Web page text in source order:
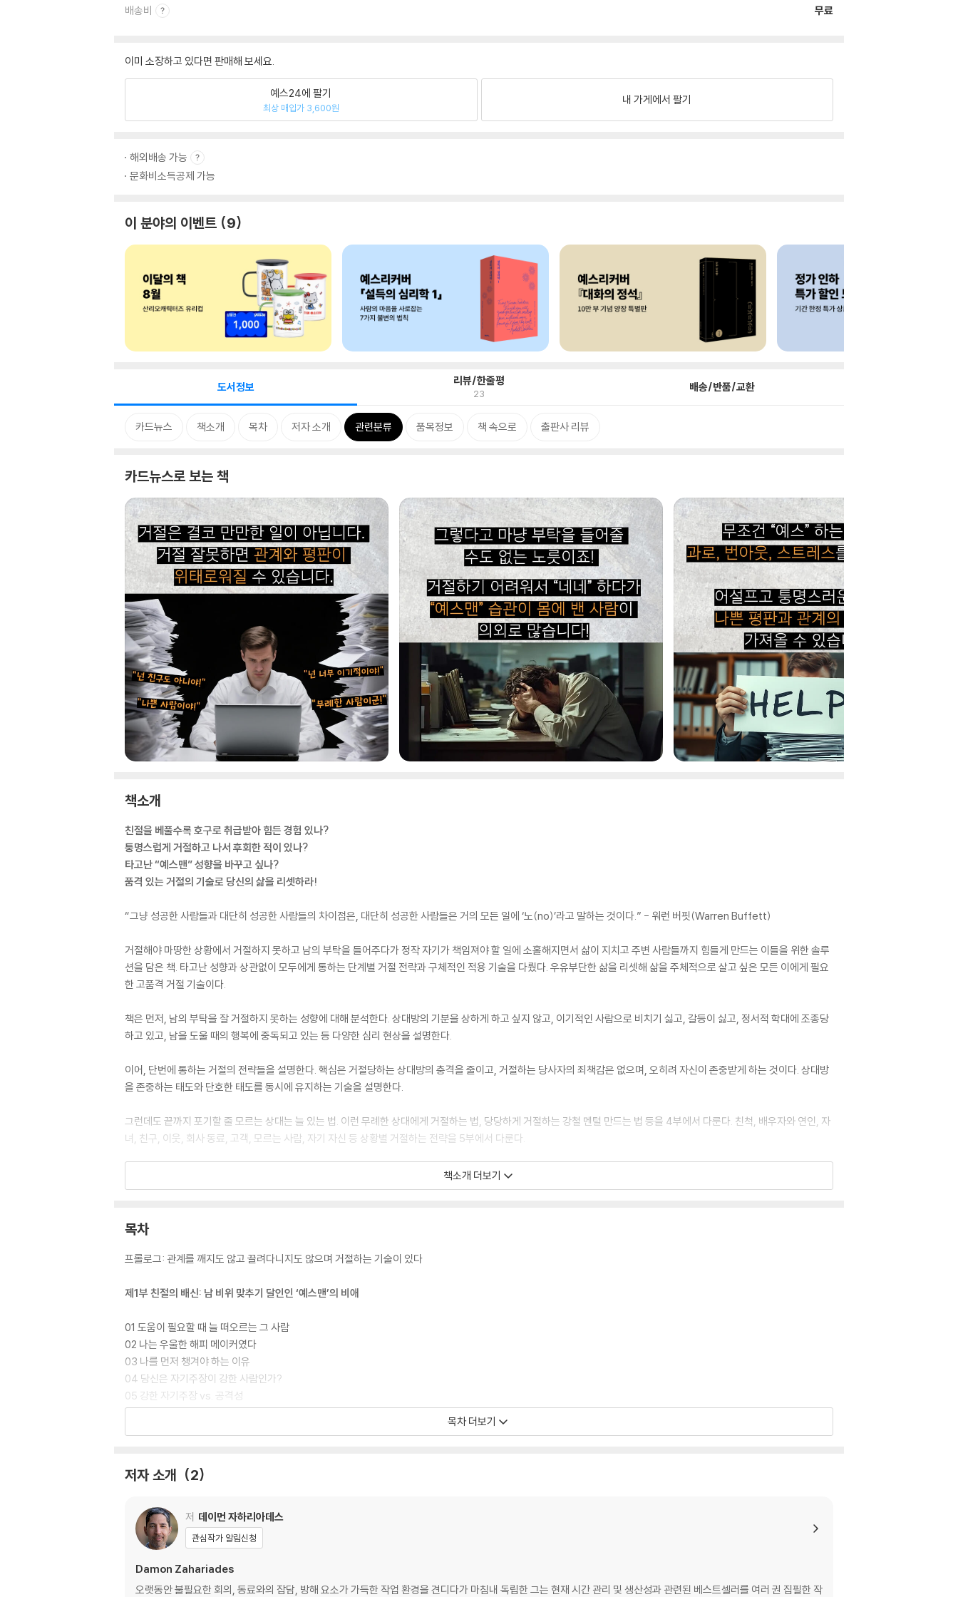
배송비 무료
이미 소장하고 있다면 판매해 보세요.
예스24에 팔기
최상 매입가 3,600원
내 가게에서 팔기
해외배송 가능
문화비소득공제 가능
이 분야의 이벤트 9
도서정보 리뷰/한줄평
23 배송/반품/교환
카드뉴스 책소개 목차 저자 소개 관련분류 품목정보 책 속으로 출판사 리뷰
카드뉴스로 보는 책
책소개
친절을 베풀수록 호구로 취급받아 힘든 경험 있나?
퉁명스럽게 거절하고 나서 후회한 적이 있나?
타고난 “예스맨” 성향을 바꾸고 싶나?
품격 있는 거절의 기술로 당신의 삶을 리셋하라!
“그냥 성공한 사람들과 대단히 성공한 사람들의 차이점은, 대단히 성공한 사람들은 거의 모든 일에 ‘노(no)’라고 말하는 것이다.” - 워런 버핏(Warren Buffett)
거절해야 마땅한 상황에서 거절하지 못하고 남의 부탁을 들어주다가 정작 자기가 책임져야 할 일에 소홀해지면서 삶이 지치고 주변 사람들까지 힘들게 만드는 이들을 위한 솔루
션을 담은 책. 타고난 성향과 상관없이 모두에게 통하는 단계별 거절 전략과 구체적인 적용 기술을 다뤘다. 우유부단한 삶을 리셋해 삶을 주체적으로 살고 싶은 모든 이에게 필요
한 고품격 거절 기술이다.
책은 먼저, 남의 부탁을 잘 거절하지 못하는 성향에 대해 분석한다. 상대방의 기분을 상하게 하고 싶지 않고, 이기적인 사람으로 비치기 싫고, 갈등이 싫고, 정서적 학대에 조종당
하고 있고, 남을 도울 때의 행복에 중독되고 있는 등 다양한 심리 현상을 설명한다.
이어, 단번에 통하는 거절의 전략들을 설명한다. 핵심은 거절당하는 상대방의 충격을 줄이고, 거절하는 당사자의 죄책감은 없으며, 오히려 자신이 존중받게 하는 것이다. 상대방
을 존중하는 태도와 단호한 태도를 동시에 유지하는 기술을 설명한다.
그런데도 끝까지 포기할 줄 모르는 상대는 늘 있는 법. 이런 무례한 상대에게 거절하는 법, 당당하게 거절하는 강철 멘털 만드는 법 등을 4부에서 다룬다. 친척, 배우자와 연인, 자
녀, 친구, 이웃, 회사 동료, 고객, 모르는 사람, 자기 자신 등 상황별 거절하는 전략을 5부에서 다룬다.
저자는 생산성 전문가인 데이먼 자하리아데스. 전직 예스맨이었다고 고백하는 저자는 남을 기쁘게 하는 것을 자신의 욕구보다 우선시하면서 불행했던 자신의 삶을 바꾸고자 시
작한 연구했고, 그 결과가 이 책이다. 2017년 출간 즉시 아마존 분야 베스트셀러 1위에 올랐고 현재까지 상위권에 랭크되고 있다.
책소개 더보기
목차
프롤로그: 관계를 깨지도 않고 끌려다니지도 않으며 거절하는 기술이 있다
제1부 친절의 배신: 남 비위 맞추기 달인인 ‘예스맨’의 비애
01 도움이 필요할 때 늘 떠오르는 그 사람
02 나는 우울한 해피 메이커였다
03 나를 먼저 챙겨야 하는 이유
04 당신은 자기주장이 강한 사람인가?
05 강한 자기주장 vs. 공격성
06 죄책감 없이 우아하게 거절하기
07 “노(No)”라는 짧은 단어가 가진 위력
09 주변 사람을 실망시키고 싶지 않다
10 이기적인 사람으로 비치기 싫다
11 남을 도울 때의 행복이 너무 짜릿하다
12 낮은 자존감에 조종당하고 있다
13 남들이 나를 좋아해 주길 바란다
목차 더보기
저자 소개 2
저 데이먼 자하리아데스
관심작가 알림신청
Damon Zahariades
오랫동안 불필요한 회의, 동료와의 잡담, 방해 요소가 가득한 작업 환경을 견디다가 마침내 독립한 그는 현재 시간 관리 및 생산성과 관련된 베스트셀러를 여러 권 집필한 작